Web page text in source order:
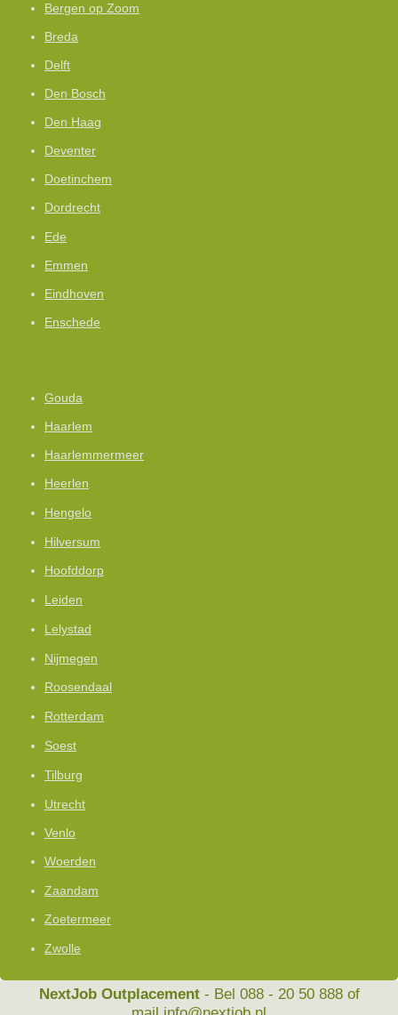
Bergen op Zoom
Breda
Delft
Den Bosch
Den Haag
Deventer
Doetinchem
Dordrecht
Ede
Emmen
Eindhoven
Enschede
Gouda
Haarlem
Haarlemmermeer
Heerlen
Hengelo
Hilversum
Hoofddorp
Leiden
Lelystad
Nijmegen
Roosendaal
Rotterdam
Soest
Tilburg
Utrecht
Venlo
Woerden
Zaandam
Zoetermeer
Zwolle
NextJob Outplacement- Bel 088 - 20 50 888 of